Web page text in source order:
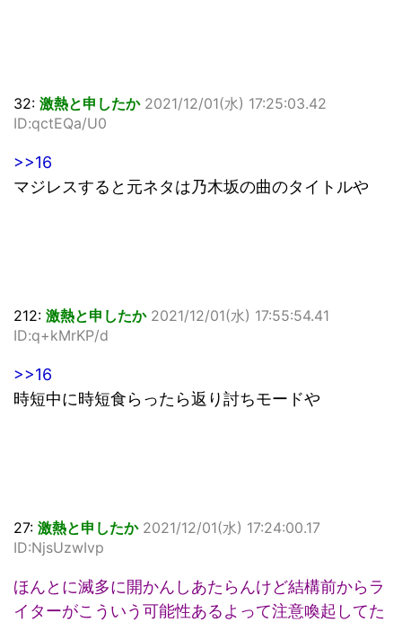
32: 激熱と申したか 2021/12/01(水) 17:25:03.42
ID:qctEQa/U0
>>16
マジレスすると元ネタは乃木坂の曲のタイトルや
212: 激熱と申したか 2021/12/01(水) 17:55:54.41
ID:q+kMrKP/d
>>16
時短中に時短食らったら返り討ちモードや
27: 激熱と申したか 2021/12/01(水) 17:24:00.17
ID:NjsUzwIvp
ほんとに滅多に開かんしあたらんけど結構前からラ
イターがこういう可能性あるよって注意喚起してた